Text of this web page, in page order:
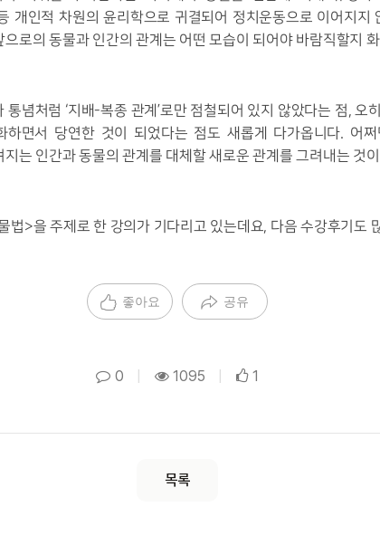
개인적 차원의 윤리학으로 귀결되어 정치운동으로 이어지지
로의 동물과 인간의 관계는 어떤 모습이 되어야 바람직할지
통념처럼 ‘지배-복종 관계’로만 점철되어 있지 않았다는 점, 오
하면서 당연한 것이 되었다는 점도 새롭게 다가옵니다. 어
는 인간과 동물의 관계를 대체할 새로운 관계를 그려내는 것
법>을 주제로 한 강의가 기다리고 있는데요, 다음 수강후기도
좋아요 공유
0 1095 1
목록